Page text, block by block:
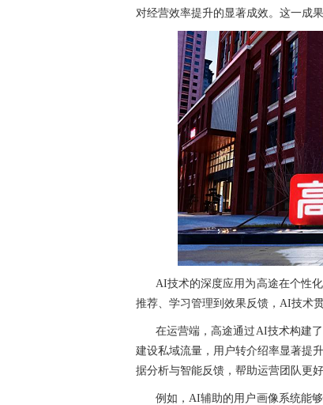
对经营效率提升的显著成效。这一成
AI技术的深度应用为高途在个性
推荐、学习管理到效果反馈，AI技术
在运营端，高途通过AI技术构建
建设私域流量，用户转介绍率显著提
据分析与智能反馈，帮助运营团队更
例如，AI辅助的用户画像系统能